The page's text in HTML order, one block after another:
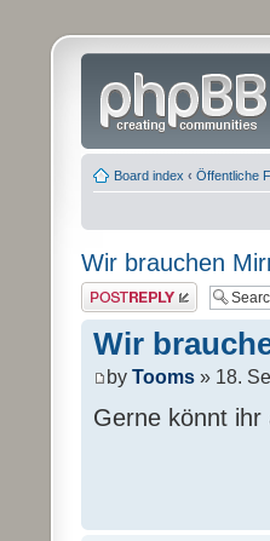
Board index ‹ Öffentliche
Wir brauchen
Post a reply
Wir
by Tooms » 18.
Gerne könnt ihr